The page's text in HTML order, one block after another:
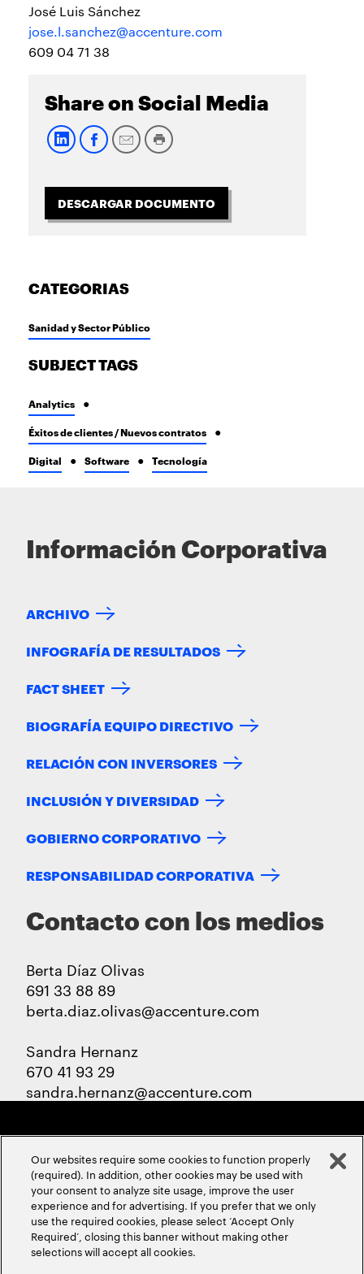
José Luis Sánchez
jose.l.sanchez@accenture.com
609 04 71 38
Share on Social Media
DESCARGAR DOCUMENTO
CATEGORIAS
Sanidad y Sector Público
SUBJECT TAGS
Analytics
Éxitos de clientes / Nuevos contratos
Digital Software Tecnología
Información Corporativa
ARCHIVO
INFOGRAFÍA DE RESULTADOS
FACT SHEET
BIOGRAFÍA EQUIPO DIRECTIVO
RELACIÓN CON INVERSORES
INCLUSIÓN Y DIVERSIDAD
GOBIERNO CORPORATIVO
RESPONSABILIDAD CORPORATIVA
Contacto con los medios
Berta Díaz Olivas
691 33 88 89
berta.diaz.olivas@accenture.com
Sandra Hernanz
670 41 93 29
sandra.hernanz@accenture.com
ABOUT USCONTACT US CAREERSLOCATIONS
Our websites require some cookies to function properly
(required). In addition, other cookies may be used with
your consent to analyze site usage, improve the user
experience and for advertising. If you prefer that we only
use the required cookies, please select ‘Accept Only
Required’, closing this banner without making other
selections will accept all cookies.